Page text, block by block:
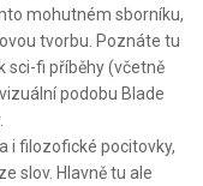
mohutném sborníku,
tvorbu. Poznáte tu
sci-fi příběhy (včetně
podobu Blade
i filozofické pocitovky,
slov. Hlavně tu ale